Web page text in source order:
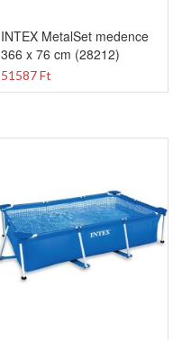
INTEX MetalSet medence
366 x 76 cm (28212)
51587 Ft